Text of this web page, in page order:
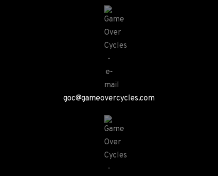
goc@gameovercycles.com